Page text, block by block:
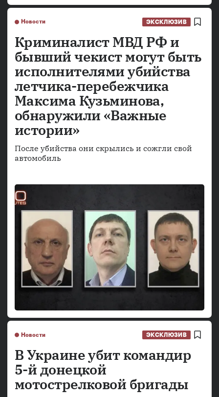
Новости ЭКСКЛЮЗИВ
Криминалист МВД РФ и
бывший чекист могут быть
исполнителями убийства
летчика-перебежчика
Максима Кузьминова,
обнаружили «Важные
истории»
После убийства они скрылись и сожгли свой
автомобиль
Новости ЭКСКЛЮЗИВ
В Украине убит командир
5-й донецкой
мотострелковой бригады